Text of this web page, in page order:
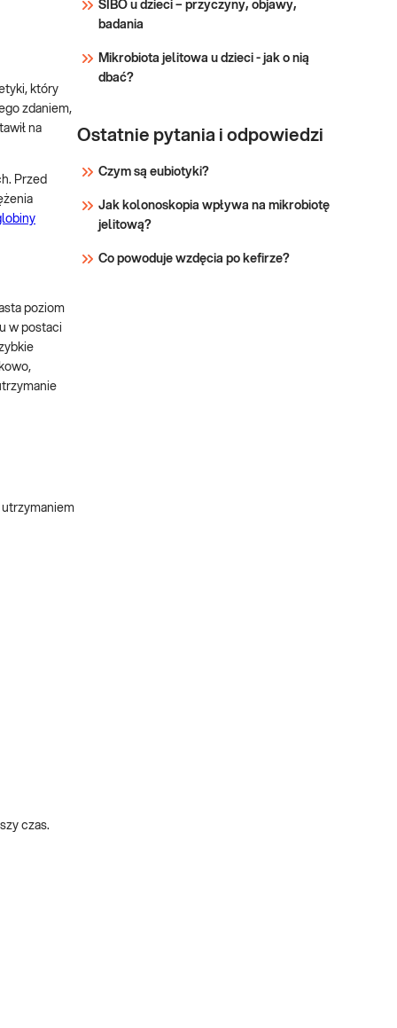
który
zdaniem,
na
Przed
poziom
w postaci
utrzymaniem
czas.
żywieniowy)
rzeczywistych potrzeb
Sprawdź
SIBO u dzieci – przyczyny, objawy,
badania
Mikrobiota jelitowa u dzieci - jak o nią
dbać?
Ostatnie pytania i odpowiedzi
Czym są eubiotyki?
Jak kolonoskopia wpływa na mikrobiotę
jelitową?
Co powoduje wzdęcia po kefirze?